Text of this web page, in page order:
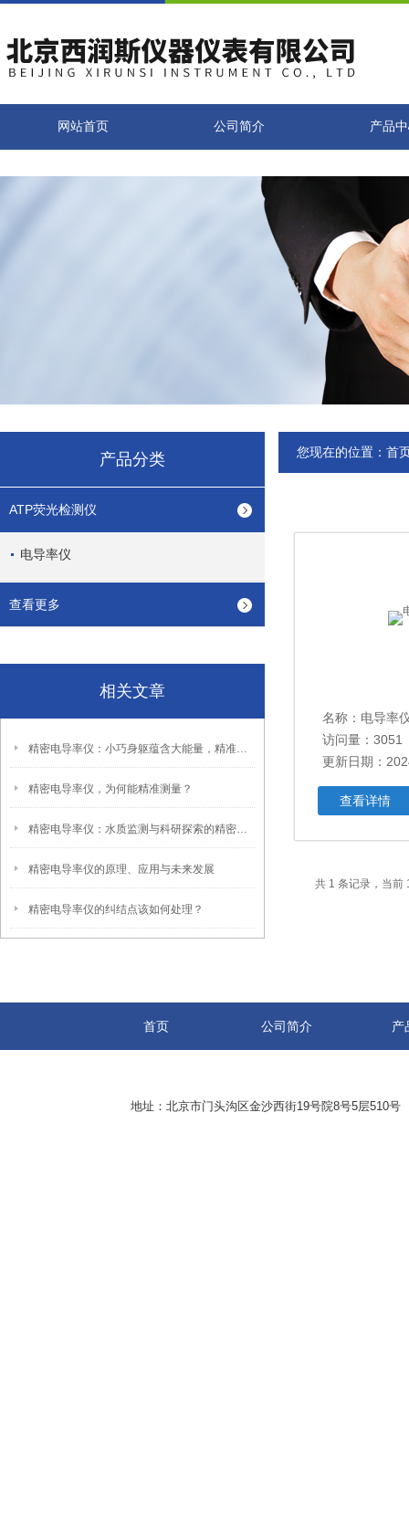
网站首页 公司简介 产品
产品分类
ATP荧光检测仪
电导率仪
查看更多
相关文章
精密电导率仪：小巧身躯蕴含大能量，精准把控液体电导特性
精密电导率仪，为何能精准测量？
精密电导率仪：水质监测与科研探索的精密伙伴
精密电导率仪的原理、应用与未来发展
精密电导率仪的纠结点该如何处理？
您现在的位置： 首
名称：电导率
访问量：3051
更新日期：
查看详情
共 1 条记录，当
首页 公司简介 产
地址：北京市门头沟区金沙西街19号院8号5层510